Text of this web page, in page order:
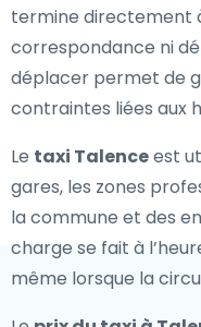
termine directement
correspondance ni
déplacer permet de
contraintes liées aux
Le taxi Talenceest
gares, les zones
la commune et des
charge se fait à
même lorsque la